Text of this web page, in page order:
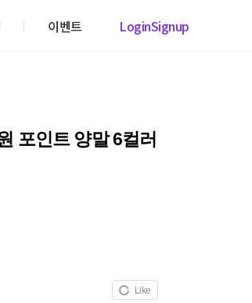
이벤트 LoginSignup
포인트 양말 6컬러
Like